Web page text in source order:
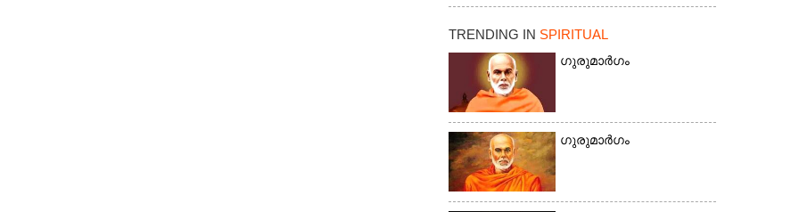
കടുവ.
TRENDING IN SPIRITUAL
ഗുരുമാർഗം
ഗുരുമാർഗം